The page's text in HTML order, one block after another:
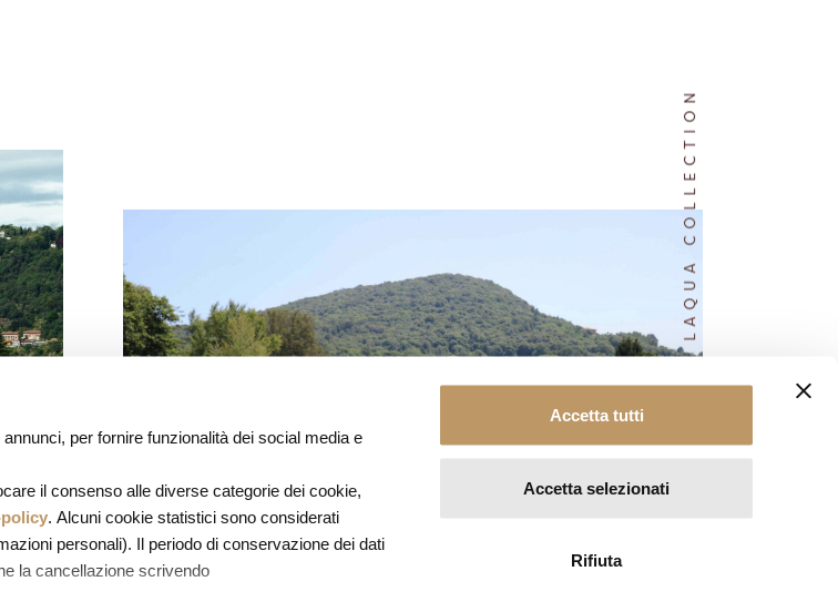
per fornire funzionalità dei social media e
il consenso alle diverse categorie dei cookie,
. Alcuni cookie statistici sono considerati
personali). Il periodo di conservazione dei dati
la cancellazione scrivendo
Accetta tutti
Accetta selezionati
Rifiuta
LAQUA COLLECTION